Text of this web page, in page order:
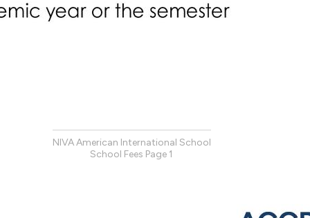
NIVA American International School
School Fees Page 1